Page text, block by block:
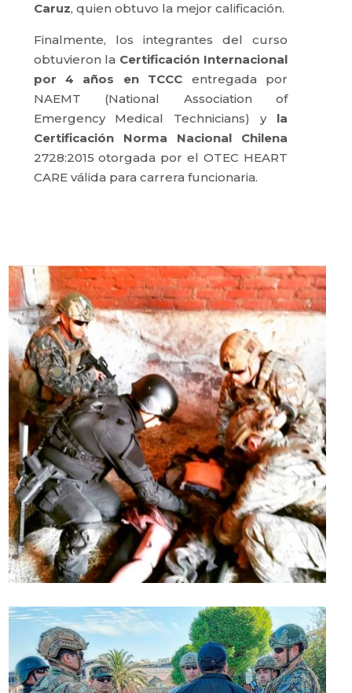
Caruz, quien obtuvo la mejor calificación.
Finalmente, los integrantes del curso
obtuvieron la Certificación Internacional
por 4 años en TCCC entregada por
NAEMT (National Association of
Emergency Medical Technicians) y la
Certificación Norma Nacional Chilena
2728:2015 otorgada por el OTEC HEART
CARE válida para carrera funcionaria.